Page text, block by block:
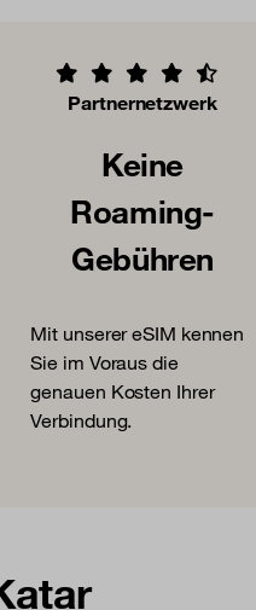
Partnernetzwerk
Keine
Roaming-
Gebühren
Mit unserer eSIM kennen
Sie im Voraus die
genauen Kosten Ihrer
Verbindung.